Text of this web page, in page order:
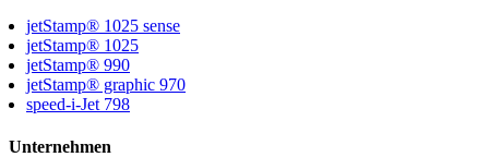
jetStamp® 1025 sense
jetStamp® 1025
jetStamp® 990
jetStamp® graphic 970
speed-i-Jet 798
Unternehmen